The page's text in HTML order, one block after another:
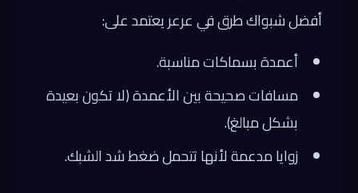
أفضل شبواك طرق في عرعر يعتمد على:
أعمدة بسماكات مناسبة.
مسافات صحيحة بين الأعمدة (لا تكون بعيدة
بشكل مبالغ).
زوايا مدعمة لأنها تتحمل ضغط شد الشبك.